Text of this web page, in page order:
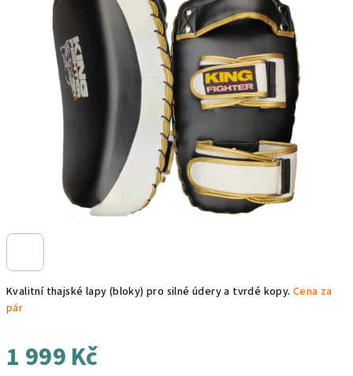
Kvalitní thajské lapy (bloky) pro silné údery a tvrdé kopy. Cena za
pár
1 999 Kč